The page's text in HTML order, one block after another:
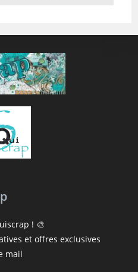
! 🎨
et offres exclusives
mail